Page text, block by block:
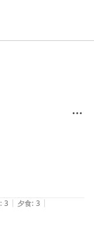
: 3 | 夕食: 3 |